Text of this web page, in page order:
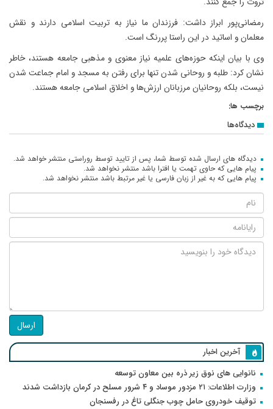
رمضانی‌پور ابراز داشت: فرزندان ما نیاز به تربیت اسلامی دارند و نقش
معلمان و اساتید در این راستا پررنگ است.
وی با بیان اینکه حوزه‌های علمیه نیاز معنوی و مذهبی جامعه هستند، خاطر‌
نشان کرد: طلبه و روحانی شدن تنها برای رفتن به مسجد و امام جماعت شدن
نیست، بلکه روحانیان مرزبانان ارزش‌ها و اخلاق اسلامی جامعه هستند.
برچسب ها:
دیدگاه‌ها
دیدگاه های ارسال شده توسط شما، پس از تایید توسط روراستی منتشر خواهد شد.
پیام هایی که حاوی تهمت یا افترا باشد منتشر نخواهد شد.
پیام هایی که به غیر از زبان فارسی یا غیر مرتبط باشد منتشر نخواهد شد.
ارسال
آخرین اخبار
نانوایی های نوق زیر ذره بین معاون توسعه
وزارت اطلاعات: ۲۱ مزدور موساد و ۴ شرور مسلح در کرمان بازداشت شدند
توقیف خودروی حامل چوب جنگلی تاغ در رفسنجان